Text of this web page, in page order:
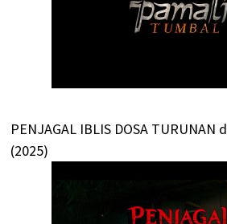
PENJAGAL IBLIS DOSA TURUNAN
(2025)